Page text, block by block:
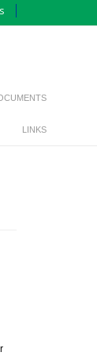
LINKS